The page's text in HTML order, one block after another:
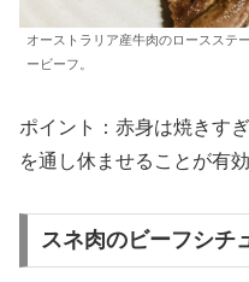
オーストラリア産牛肉のロースステ
ービーフ。
ポイント：赤身は焼きす
を通し休ませることが有効
スネ肉のビーフシチ